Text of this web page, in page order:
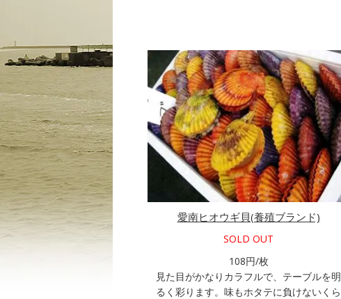
愛南ヒオウギ貝(養殖ブランド)
SOLD OUT
108円/枚
見た目がかなりカラフルで、テーブルを明
るく彩ります。味もホタテに負けないくら